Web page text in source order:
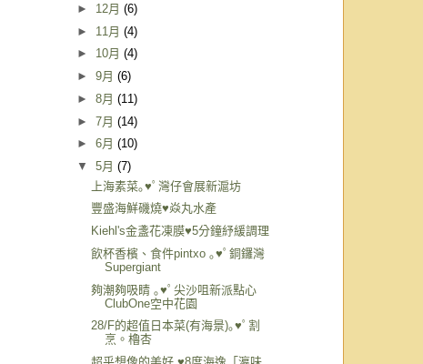
► 12月 (6)
► 11月 (4)
► 10月 (4)
► 9月 (6)
► 8月 (11)
► 7月 (14)
► 6月 (10)
▼ 5月 (7)
上海素菜｡♥ﾟ灣仔會展新滬坊
豐盛海鮮磯燒♥焱丸水產
Kiehl's金盞花凍膜♥5分鐘紓緩調理
飲杯香檳、食件pintxo ｡♥ﾟ銅鑼灣
Supergiant
夠潮夠吸睛 ｡♥ﾟ尖沙咀新派點心
ClubOne空中花園
28/F的超值日本菜(有海景)｡♥ﾟ割
烹。櫓杏